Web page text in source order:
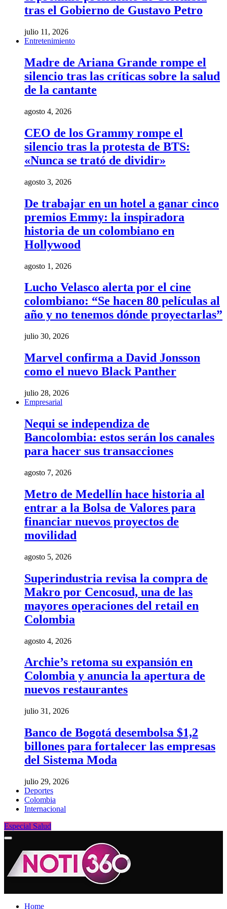
tras el Gobierno de Gustavo Petro
julio 11, 2026
Entretenimiento
Madre de Ariana Grande rompe el
silencio tras las críticas sobre la salud
de la cantante
agosto 4, 2026
CEO de los Grammy rompe el
silencio tras la protesta de BTS:
«Nunca se trató de dividir»
agosto 3, 2026
De trabajar en un hotel a ganar cinco
premios Emmy: la inspiradora
historia de un colombiano en
Hollywood
agosto 1, 2026
Lucho Velasco alerta por el cine
colombiano: “Se hacen 80 películas al
año y no tenemos dónde proyectarlas”
julio 30, 2026
Marvel confirma a David Jonsson
como el nuevo Black Panther
julio 28, 2026
Empresarial
Nequi se independiza de
Bancolombia: estos serán los canales
para hacer sus transacciones
agosto 7, 2026
Metro de Medellín hace historia al
entrar a la Bolsa de Valores para
financiar nuevos proyectos de
movilidad
agosto 5, 2026
Superindustria revisa la compra de
Makro por Cencosud, una de las
mayores operaciones del retail en
Colombia
agosto 4, 2026
Archie’s retoma su expansión en
Colombia y anuncia la apertura de
nuevos restaurantes
julio 31, 2026
Banco de Bogotá desembolsa $1,2
billones para fortalecer las empresas
del Sistema Moda
julio 29, 2026
Deportes
Colombia
Internacional
Especial Salud
Home